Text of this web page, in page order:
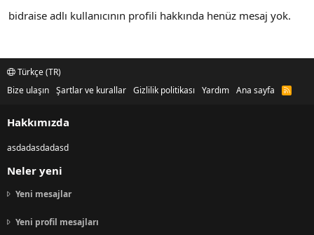
bidraise adlı kullanıcının profili hakkında henüz mesaj yok.
Türkçe (TR)
Bize ulaşın Şartlar ve kurallar Gizlilik politikası Yardım Ana sayfa
R
Hakkımızda
asdadasdadasd
Neler yeni
Yeni mesajlar
Yeni profil mesajları